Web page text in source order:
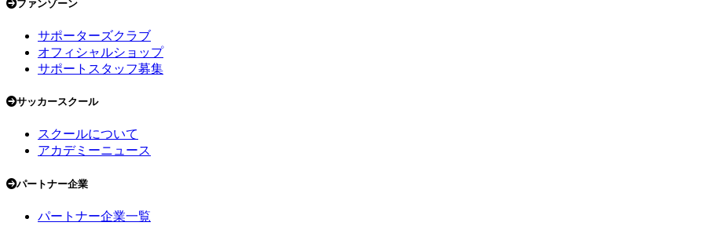
ファンゾーン
サポーターズクラブ
オフィシャルショップ
サポートスタッフ募集
サッカースクール
スクールについて
アカデミーニュース
パートナー企業
パートナー企業一覧